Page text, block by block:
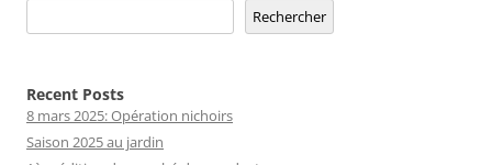
Rechercher
Recent Posts
8 mars 2025: Opération nichoirs
Saison 2025 au jardin